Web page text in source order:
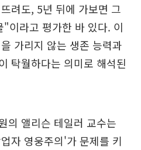
려도, 5년 뒤에 가보면 그
이라고 평가한 바 있다. 이
가리지 않는 생존 능력과
탁월하다는 의미로 해석된
의 앨리슨 테일러 교수는
자 영웅주의'가 문제를 키